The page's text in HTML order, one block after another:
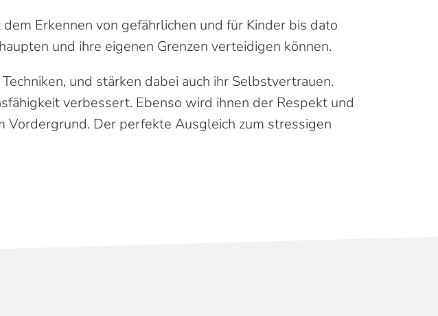
Erkennen von gefährlichen und für Kinder bis dato
und ihre eigenen Grenzen verteidigen können.
und stärken dabei auch ihr Selbstvertrauen.
verbessert. Ebenso wird ihnen der Respekt und
Der perfekte Ausgleich zum stressigen